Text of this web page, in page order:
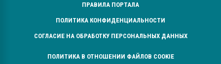
ПРАВИЛА ПОРТАЛА
ПОЛИТИКА КОНФИДЕНЦИАЛЬНОСТИ
СОГЛАСИЕ НА ОБРАБОТКУ ПЕРСОНАЛЬНЫХ ДАННЫХ
ПОЛИТИКА В ОТНОШЕНИИ ФАЙЛОВ COOKIE